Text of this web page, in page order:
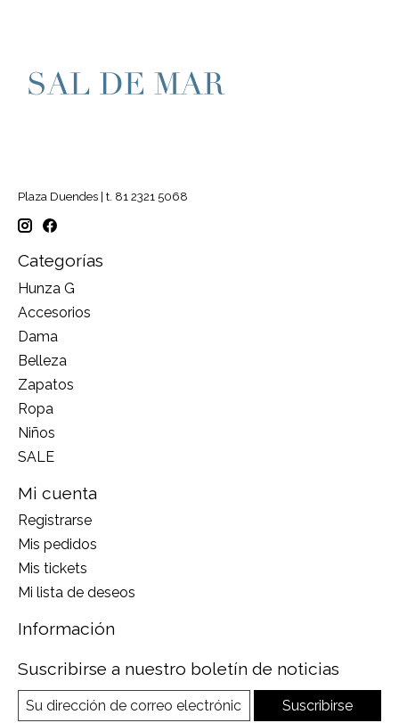
Plaza Duendes | t. 81 2321 5068
Categorías
Hunza G
Accesorios
Dama
Belleza
Zapatos
Ropa
Niños
SALE
Mi cuenta
Registrarse
Mis pedidos
Mis tickets
Mi lista de deseos
Información
Suscribirse a nuestro boletín de noticias
Suscribirse